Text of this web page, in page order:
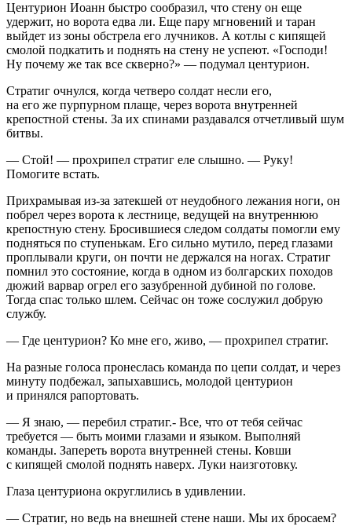
Центурион Иоанн быстро сообразил, что стену он еще
удержит, но ворота едва ли. Еще пару мгновений и таран
выйдет из зоны обстрела его лучников. А котлы с кипящей
смолой подкатить и поднять на стену не успеют. «Господи!
Ну почему же так все скверно?» — подумал центурион.
Стратиг очнулся, когда четверо солдат несли его,
на его же пурпурном плаще, через ворота внутренней
крепостной стены. За их спинами раздавался отчетливый шум
битвы.
— Стой! — прохрипел стратиг еле слышно. — Руку!
Помогите встать.
Прихрамывая из-за затекшей от неудобного лежания ноги, он
побрел через ворота к лестнице, ведущей на внутреннюю
крепостную стену. Бросившиеся следом солдаты помогли ему
подняться по ступенькам. Его сильно мутило, перед глазами
проплывали круги, он почти не держался на ногах. Стратиг
помнил это состояние, когда в одном из болгарских походов
дюжий варвар огрел его зазубренной дубиной по голове.
Тогда спас только шлем. Сейчас он тоже сослужил добрую
службу.
— Где центурион? Ко мне его, живо, — прохрипел стратиг.
На разные голоса пронеслась команда по цепи солдат, и через
минуту подбежал, запыхавшись, молодой центурион
и принялся рапортовать.
— Я знаю, — перебил стратиг.- Все, что от тебя сейчас
требуется — быть моими глазами и языком. Выполняй
команды. Запереть ворота внутренней стены. Ковши
с кипящей смолой поднять наверх. Луки наизготовку.
Глаза центуриона округлились в удивлении.
— Стратиг, но ведь на внешней стене наши. Мы их бросаем?